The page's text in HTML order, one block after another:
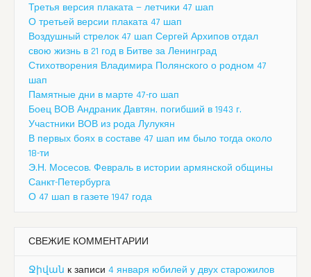
Третья версия плаката — летчики 47 шап
О третьей версии плаката 47 шап
Воздушный стрелок 47 шап Сергей Архипов отдал
свою жизнь в 21 год в Битве за Ленинград
Стихотворения Владимира Полянского о родном 47
шап
Памятные дни в марте 47-го шап
Боец ВОВ Андраник Давтян, погибший в 1943 г.
Участники ВОВ из рода Лулукян
В первых боях в составе 47 шап им было тогда около
18-ти
Э.Н. Мосесов. Февраль в истории армянской общины
Санкт-Петербурга
О 47 шап в газете 1947 года
СВЕЖИЕ КОММЕНТАРИИ
Ջիվան к записи 4 января юбилей у двух старожилов